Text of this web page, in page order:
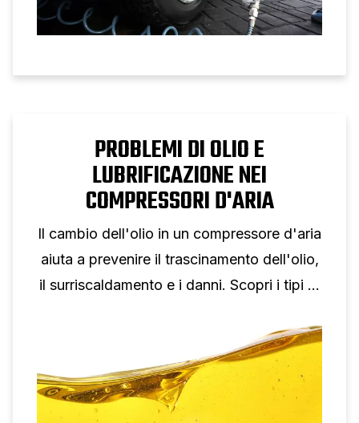
PROBLEMI DI OLIO E
LUBRIFICAZIONE NEI
COMPRESSORI D'ARIA
Il cambio dell'olio in un compressore d'aria
aiuta a prevenire il trascinamento dell'olio,
il surriscaldamento e i danni. Scopri i tipi di